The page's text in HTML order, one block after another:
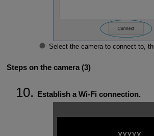
Select the camera to connect to,
Steps on the camera (3)
Establish a Wi-Fi connection.